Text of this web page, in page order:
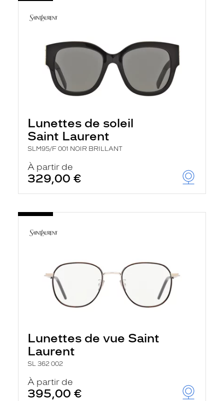
Lunettes de soleil
Saint Laurent
SLM95/F 001 NOIR BRILLANT
À partir de
329,00 €
Lunettes de vue Saint
Laurent
SL 362 002
À partir de
395,00 €